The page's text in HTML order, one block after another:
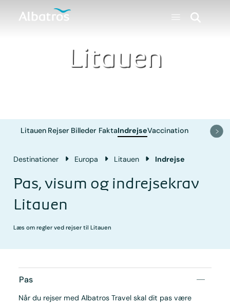
Litauen
Litauen Rejser Billeder FaktaIndrejseVaccination
Destinationer Europa Litauen Indrejse
Pas, visum og indrejsekrav
Litauen
Læs om regler ved rejser til Litauen
Pas
Når du rejser med Albatros Travel skal dit pas være